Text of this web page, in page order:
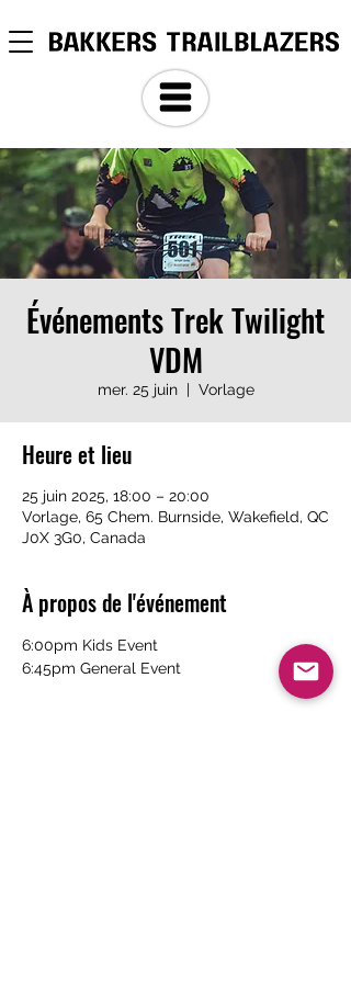
Événements Trek Twilight
VDM
mer. 25 juin
  |
Vorlage
Heure et lieu
25 juin 2025, 18:00 – 20:00
Vorlage, 65 Chem. Burnside, Wakefield, QC
J0X 3G0, Canada
À propos de l'événement
6:00pm Kids Event
6:45pm General Event